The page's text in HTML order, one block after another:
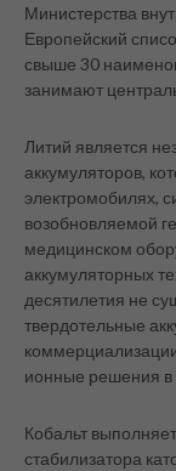
Министерства
Европейский
свыше 30
занимают
Литий является
аккумуляторов,
электромобилях,
возобновляемой
медицинском
аккумуляторных
десятилетия не
твердотельные
ионные решения
Кобальт
стабилизатора